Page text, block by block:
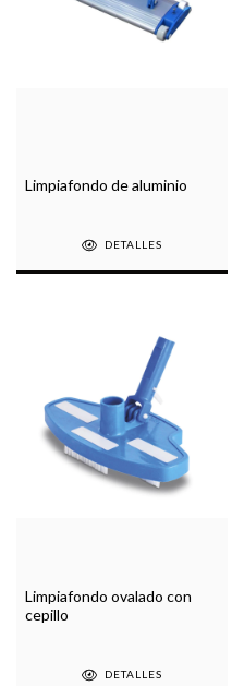
Limpiafondo de aluminio
DETALLES
Limpiafondo ovalado con
cepillo
DETALLES